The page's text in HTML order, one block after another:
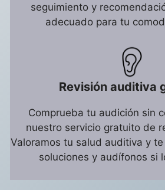
seguimiento y
adecuado para tu
Revisión auditiva
Comprueba tu audición sin
nuestro servicio gratuito de
Valoramos tu salud auditiva y
soluciones y audífonos si